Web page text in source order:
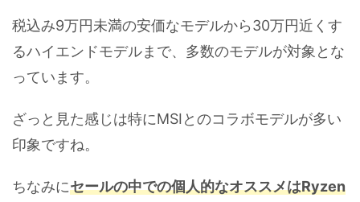
税込み9万円未満の安価なモデルから30万円近くす
るハイエンドモデルまで、多数のモデルが対象とな
っています。
ざっと見た感じは特にMSIとのコラボモデルが多い
印象ですね。
ちなみにセールの中での個人的なオススメはRyzen